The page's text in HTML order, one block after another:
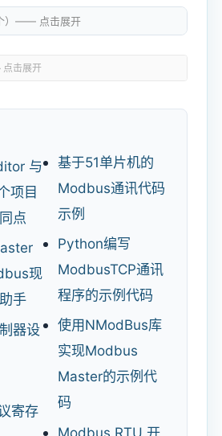
）—— 点击展开
击展开
与
项目
点
现
手
器设
寄存
基于51单片机的
Modbus通讯代码
示例
Python编写
ModbusTCP通讯
程序的示例代码
使用NModBus库
实现Modbus
Master的示例代
码
Modbus RTU 开